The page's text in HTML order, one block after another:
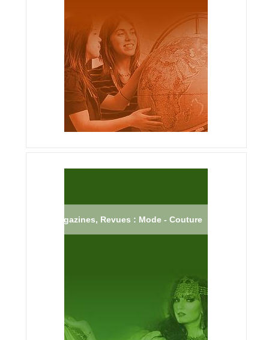
Magazines, Revues : Mode - Couture